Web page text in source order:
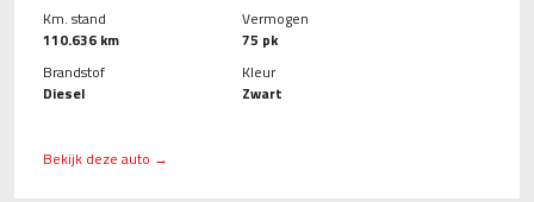
Km. stand
110.636 km
Brandstof
Diesel
Vermogen
75 pk
Kleur
Zwart
Bekijk deze auto →